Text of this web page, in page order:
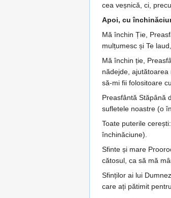
cea veșnică, ci,
Apoi, cu
Mă închin Ție,
mulțumesc și Te
Mă închin ție,
nădejde,
să-mi fii folositoare
Preasfântă Stăpână
sufletele noas­tre (o
Toate puterile
închinăciune).
Sfinte și mare
că­tosul, ca să mă
Sfinților ai lui
care ați pătimit